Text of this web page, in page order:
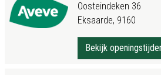
Oosteindeken 36
Eksaarde, 9160
Bekijk